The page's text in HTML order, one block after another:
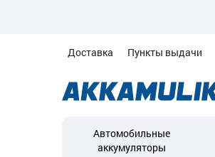
Доставка Пункты выдачи
Автомобильные
аккумуляторы